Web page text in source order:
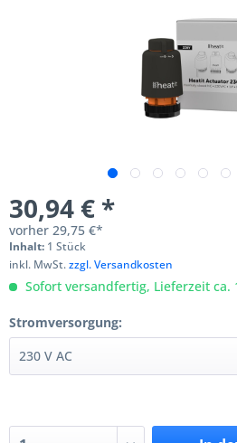
30,94 € *
vorher 29,75 €*
Inhalt: 1 Stück
inkl. MwSt.zzgl. Versandkosten
Sofort versandfertig, Lieferzeit ca.
Stromversorgung: